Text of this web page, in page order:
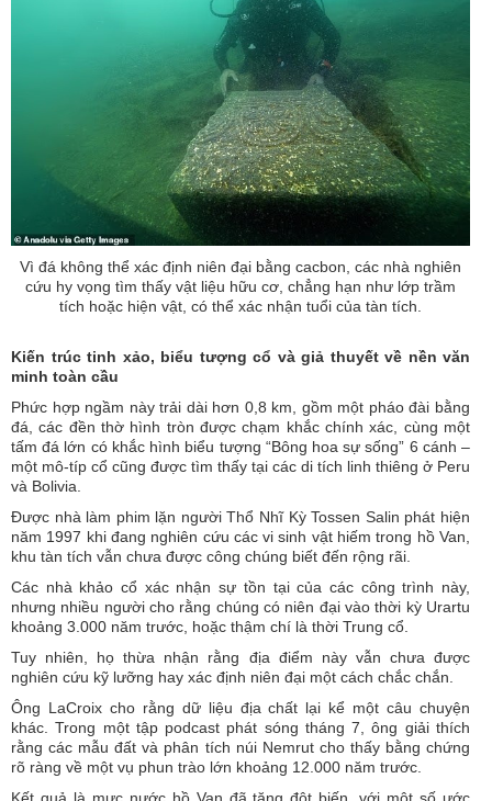
Vì đá không thể xác định niên đại bằng cacbon, các nhà nghiên
cứu hy vọng tìm thấy vật liệu hữu cơ, chẳng hạn như lớp trầm
tích hoặc hiện vật, có thể xác nhận tuổi của tàn tích.
Kiến trúc tinh xảo, biểu tượng cổ và giả thuyết về nền văn
minh toàn cầu
Phức hợp ngầm này trải dài hơn 0,8 km, gồm một pháo đài bằng
đá, các đền thờ hình tròn được chạm khắc chính xác, cùng một
tấm đá lớn có khắc hình biểu tượng “Bông hoa sự sống” 6 cánh –
một mô-típ cổ cũng được tìm thấy tại các di tích linh thiêng ở Peru
và Bolivia.
Được nhà làm phim lặn người Thổ Nhĩ Kỳ Tossen Salin phát hiện
năm 1997 khi đang nghiên cứu các vi sinh vật hiếm trong hồ Van,
khu tàn tích vẫn chưa được công chúng biết đến rộng rãi.
Các nhà khảo cổ xác nhận sự tồn tại của các công trình này,
nhưng nhiều người cho rằng chúng có niên đại vào thời kỳ Urartu
khoảng 3.000 năm trước, hoặc thậm chí là thời Trung cổ.
Tuy nhiên, họ thừa nhận rằng địa điểm này vẫn chưa được
nghiên cứu kỹ lưỡng hay xác định niên đại một cách chắc chắn.
Ông LaCroix cho rằng dữ liệu địa chất lại kể một câu chuyện
khác. Trong một tập podcast phát sóng tháng 7, ông giải thích
rằng các mẫu đất và phân tích núi Nemrut cho thấy bằng chứng
rõ ràng về một vụ phun trào lớn khoảng 12.000 năm trước.